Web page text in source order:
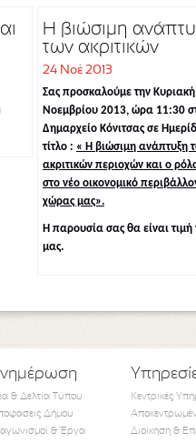
Η βιώσιμη
των ακριτικών
περιοχών και ο
τους στο νέο
οικονομικό
περιβάλλον της
χώρας μας
24 Νοέ 2013
Σας προσκαλούμε την
Νοεμβρίου 2013, ώρα 11:30
Δημαρχείο Κόνιτσας σε
τίτλο : « Η βιώσιμη ανάπτυξη
ακριτικών περιοχών και ο
στο νέο οικονομικό
χώρας μας».
Η παρουσία σας θα είναι τιμή
μας.
& Δελτία Τύπου
Δήμου
& Έργα
Κεντρικές
Διοίκηση &